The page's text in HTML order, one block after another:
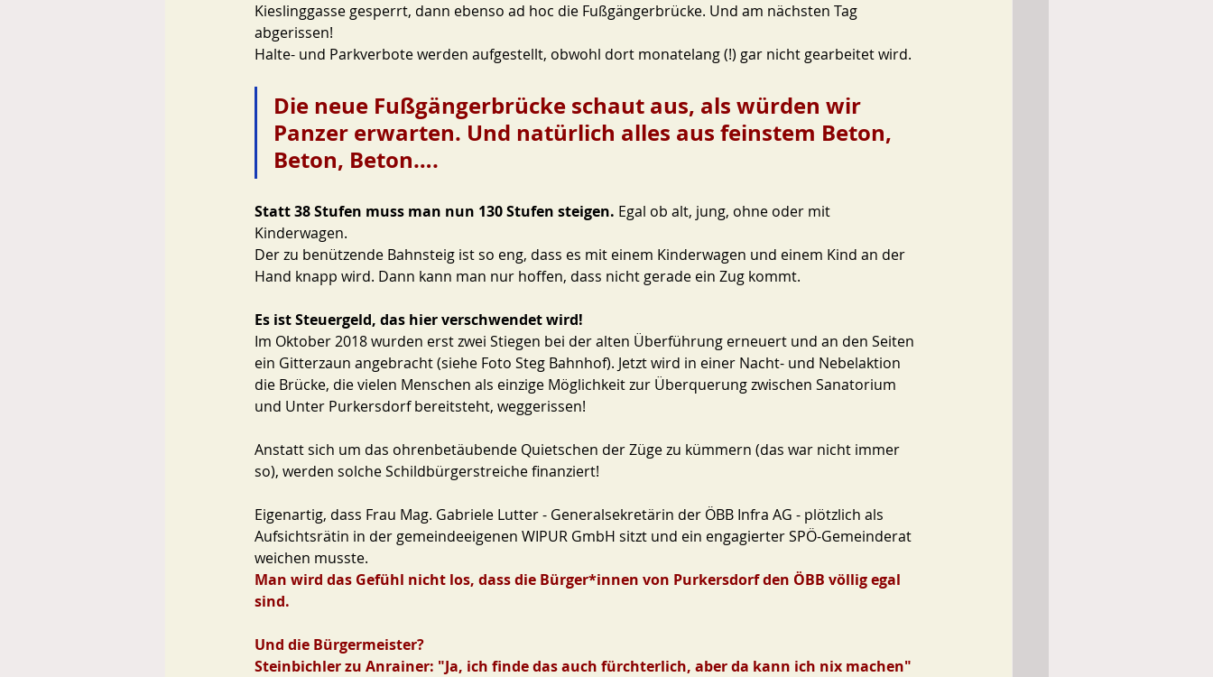
Kieslinggasse gesperrt, dann ebenso ad hoc die Fußgängerbrücke. Und am nächsten Tag
abgerissen!
Halte- und Parkverbote werden aufgestellt, obwohl dort monatelang (!) gar nicht gearbeitet wird.
Die neue Fußgängerbrücke schaut aus, als würden wir
Panzer erwarten. Und natürlich alles aus feinstem Beton,
Beton, Beton….
Statt 38 Stufen muss man nun 130 Stufen steigen. Egal ob alt, jung, ohne oder mit
Kinderwagen.
Der zu benützende Bahnsteig ist so eng, dass es mit einem Kinderwagen und einem Kind an der
Hand knapp wird. Dann kann man nur hoffen, dass nicht gerade ein Zug kommt.
Es ist Steuergeld, das hier verschwendet wird!
Im Oktober 2018 wurden erst zwei Stiegen bei der alten Überführung erneuert und an den Seiten
ein Gitterzaun angebracht (siehe Foto Steg Bahnhof). Jetzt wird in einer Nacht- und Nebelaktion
die Brücke, die vielen Menschen als einzige Möglichkeit zur Überquerung zwischen Sanatorium
und Unter Purkersdorf bereitsteht, weggerissen!
Anstatt sich um das ohrenbetäubende Quietschen der Züge zu kümmern (das war nicht immer
so), werden solche Schildbürgerstreiche finanziert!
Eigenartig, dass Frau Mag. Gabriele Lutter - Generalsekretärin der ÖBB Infra AG - plötzlich als
Aufsichtsrätin in der gemeindeeigenen WIPUR GmbH sitzt und ein engagierter SPÖ-Gemeinderat
weichen musste.
Man wird das Gefühl nicht los, dass die Bürger*innen von Purkersdorf den ÖBB völlig egal
sind.
Und die Bürgermeister?
Steinbichler zu Anrainer: "Ja, ich finde das auch fürchterlich, aber da kann ich nix machen"